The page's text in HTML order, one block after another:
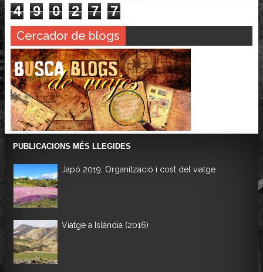
4 9 0 2 7 7
Cercador de blogs
PUBLICACIONS MÉS LLEGIDES
Japó 2019: Organització i cost del viatge
Viatge a Islàndia (2016)